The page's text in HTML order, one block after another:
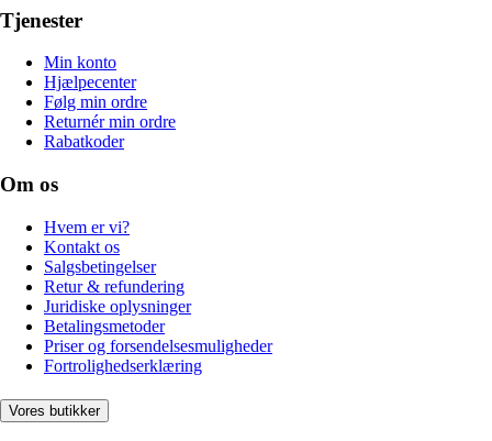
Tjenester
Min konto
Hjælpecenter
Følg min ordre
Returnér min ordre
Rabatkoder
Om os
Hvem er vi?
Kontakt os
Salgsbetingelser
Retur & refundering
Juridiske oplysninger
Betalingsmetoder
Priser og forsendelsesmuligheder
Fortrolighedserklæring
Vores butikker